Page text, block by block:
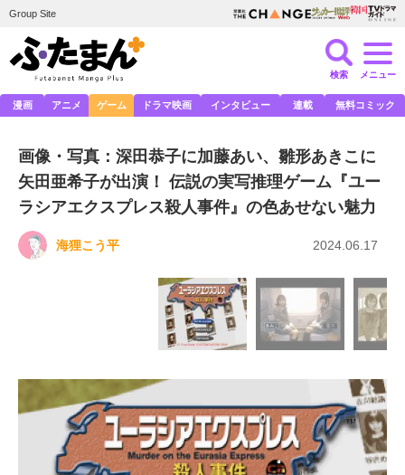
Group Site
検索 メニュー
漫画 アニメ ゲーム ドラマ映画 インタビュー 連載 無料コミック
画像・写真：深田恭子に加藤あい、雛形あきこに
矢田亜希子が出演！ 伝説の実写推理ゲーム『ユー
ラシアエクスプレス殺人事件』の色あせない魅力
海狸こう平 2024.06.17